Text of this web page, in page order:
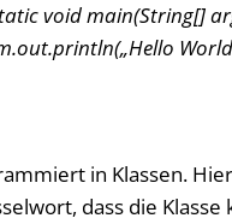
void main(String[]
in Klassen.
dass die